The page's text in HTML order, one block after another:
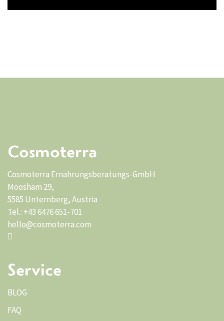
Cosmoterra
Cosmoterra Ernährungsberatungs-GmbH
Moosham 29,
5585 Unternberg, Austria
Tel.: +43 6476 651-701
hello@cosmoterra.com
Service
BLOG
FAQ